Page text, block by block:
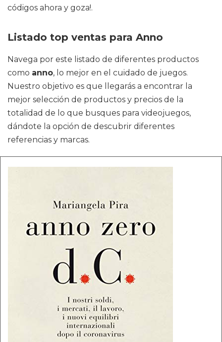
códigos ahora y goza!.
Listado top ventas para Anno
Navega por este listado de diferentes productos
como anno, lo mejor en el cuidado de juegos.
Nuestro objetivo es que llegarás a encontrar la
mejor selección de productos y precios de la
totalidad de lo que busques para videojuegos,
dándote la opción de descubrir diferentes
referencias y marcas.